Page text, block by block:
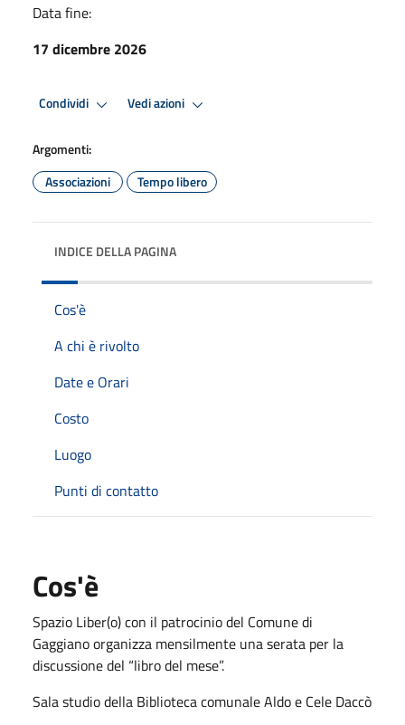
Data fine:
17 dicembre 2026
Condividi Vedi azioni
Argomenti:
Associazioni
Tempo libero
INDICE DELLA PAGINA
Cos'è
A chi è rivolto
Date e Orari
Costo
Luogo
Punti di contatto
Cos'è
Spazio Liber(o) con il patrocinio del Comune di
Gaggiano organizza mensilmente una serata per la
discussione del “libro del mese”.
Sala studio della Biblioteca comunale Aldo e Cele Daccò